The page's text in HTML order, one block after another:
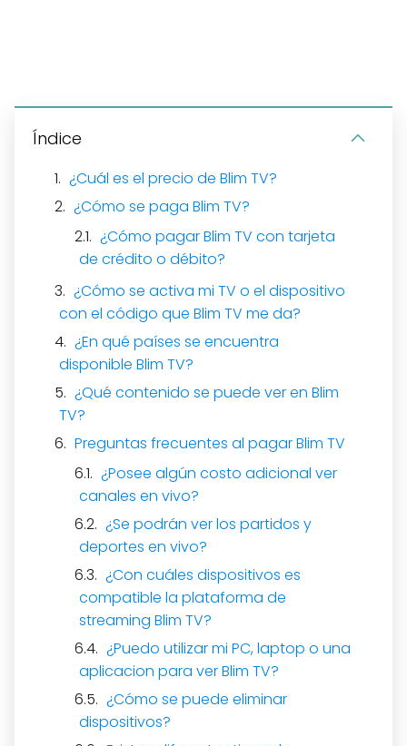
Índice
¿Cuál es el precio de Blim TV?
¿Cómo se paga Blim TV?
¿Cómo pagar Blim TV con tarjeta
de crédito o débito?
¿Cómo se activa mi TV o el dispositivo
con el código que Blim TV me da?
¿En qué países se encuentra
disponible Blim TV?
¿Qué contenido se puede ver en Blim
TV?
Preguntas frecuentes al pagar Blim TV
¿Posee algún costo adicional ver
canales en vivo?
¿Se podrán ver los partidos y
deportes en vivo?
¿Con cuáles dispositivos es
compatible la plataforma de
streaming Blim TV?
¿Puedo utilizar mi PC, laptop o una
aplicacion para ver Blim TV?
¿Cómo se puede eliminar
dispositivos?